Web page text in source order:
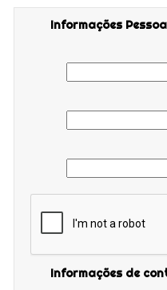
Informações
Informações de